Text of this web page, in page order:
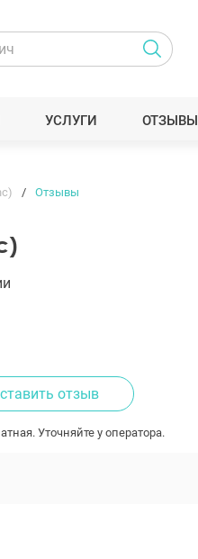
УСЛУГИ ОТЗЫВЫ
Отзывы
отзыв
Уточняйте у оператора.